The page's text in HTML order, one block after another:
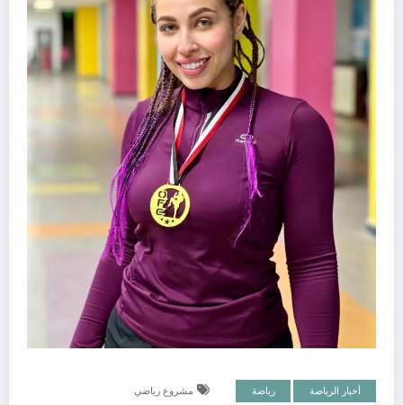
أخبار الرياضة رياضة مشروع رياضي